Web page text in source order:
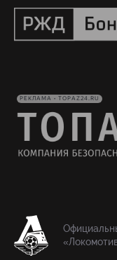
РЕКЛАМА • TOPAZ24.RU